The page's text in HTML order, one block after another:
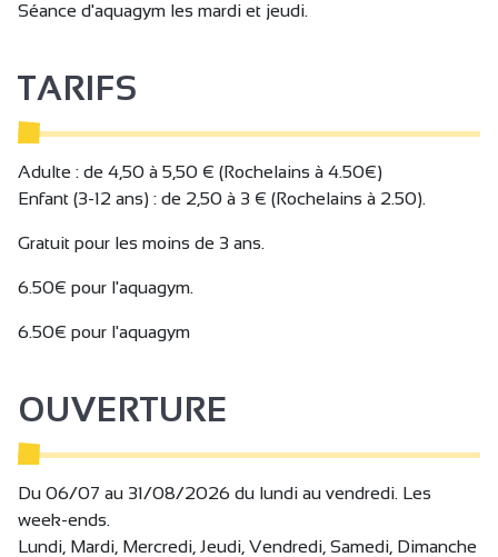
Séance d'aquagym les mardi et jeudi.
TARIFS
Adulte : de 4,50 à 5,50 € (Rochelains à 4.50€)
Enfant (3-12 ans) : de 2,50 à 3 € (Rochelains à 2.50).
Gratuit pour les moins de 3 ans.
6.50€ pour l'aquagym.
6.50€ pour l'aquagym
OUVERTURE
Du 06/07 au 31/08/2026 du lundi au vendredi. Les
week-ends.
Lundi, Mardi, Mercredi, Jeudi, Vendredi, Samedi, Dimanche